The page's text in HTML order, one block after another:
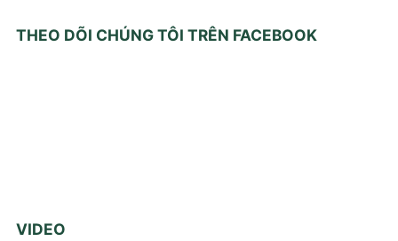
THEO DÕI CHÚNG TÔI TRÊN FACEBOOK
VIDEO